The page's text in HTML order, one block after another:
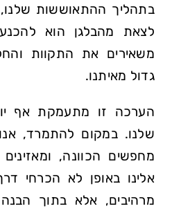
בתהליך ההתאוששות
לצאת מהבלגן הוא
משאירים את התקוות
גדול מאיתנו.
הערכה זו מתעמקת אף
שלנו. במקום להתמרד,
מחפשים הכוונה,
אלינו באופן לא הכרחי
מרהיבים, אלא בתוך